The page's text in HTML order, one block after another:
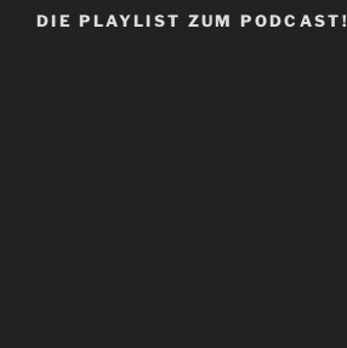
DIE PLAYLIST ZUM PODCAST!